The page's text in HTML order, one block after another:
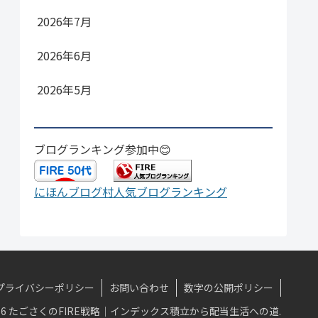
2026年7月
2026年6月
2026年5月
ブログランキング参加中😊
にほんブログ村人気ブログランキング
ライバシーポリシー お問い合わせ
数字の公開ポリシー
たごさくのFIRE戦略｜インデックス積立から配当生活への道.